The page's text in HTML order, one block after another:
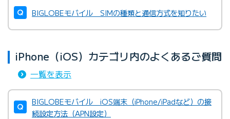
BIGLOBEモバイル SIMの種類と通信方式を知りたい
iPhone（iOS）カテゴリ内のよくあるご質問
一覧を表示
BIGLOBEモバイル iOS端末（iPhone/iPadなど）の接
続設定方法（APN設定）